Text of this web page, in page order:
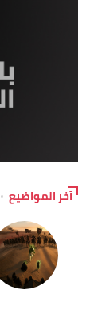
آخر المواضيع